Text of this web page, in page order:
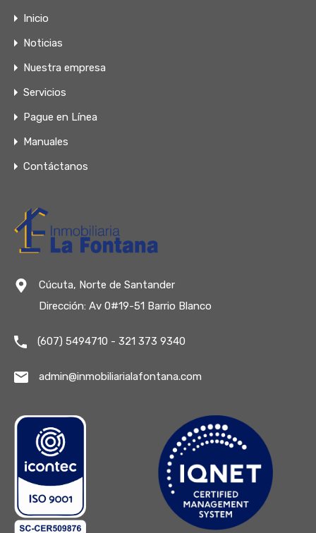
Inicio
Noticias
Nuestra empresa
Servicios
Pague en Línea
Manuales
Contáctanos
Cúcuta, Norte de Santander
Dirección: Av 0#19-51 Barrio Blanco
(607) 5494710 - 321 373 9340
admin@inmobiliarialafontana.com